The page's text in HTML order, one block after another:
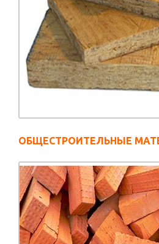
ОБЩЕСТРОИТЕЛЬНЫЕ